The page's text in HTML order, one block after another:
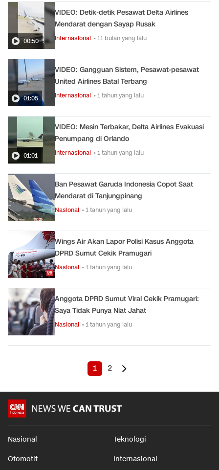
00:50
VIDEO: Detik-detik Pesawat Delta Airlines
Mendarat dengan Sayap Rusak
Internasional • 11 bulan yang lalu
01:05
VIDEO: Gangguan Sistem, Pesawat-pesawat
United Airlines Batal Terbang
Internasional • 1 tahun yang lalu
01:01
VIDEO: Mesin Terbakar, Delta Airlines Evakuasi
Penumpang di Orlando
Internasional • 1 tahun yang lalu
Ban Pesawat Garuda Indonesia Copot Saat
Mendarat di Tanjungpinang
Nasional • 1 tahun yang lalu
Wings Air Akan Lapor Polisi Kasus Anggota
DPRD Sumut Cekik Pramugari
Nasional • 1 tahun yang lalu
Anggota DPRD Sumut Viral Cekik Pramugari:
Saya Tidak Punya Niat Jahat
Nasional • 1 tahun yang lalu
1 2
Nasional Teknologi
Otomotif Internasional